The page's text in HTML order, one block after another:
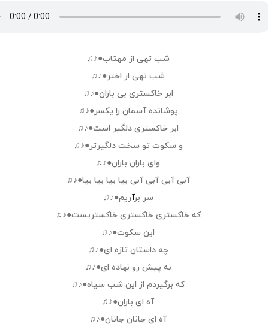
شب تهی از مهتاب●♪♫
شب تهی از اختر●♪♫
ابر خاکستری بی باران●♪♫
پوشانده آسمان را یکسر●♪♫
ابر خاكسترى دلگير است●♪♫
و سكوت تو سخت دلگيرتر●♪♫
واى باران باران●♪♫
آبى آبى آبى آبى بيا بيا بيا بيا●♪♫
سر برآريم●♪♫
كه خاكسترى خاكسترى خاكستريست●♪♫
اين سكوت●♪♫
چه داستان تازه اى●♪♫
به پيش رو نهاده اى●♪♫
كه برگيردم از اين شب سياه●♪♫
آه اى باران●♪♫
آه اى جانان جانان●♪♫